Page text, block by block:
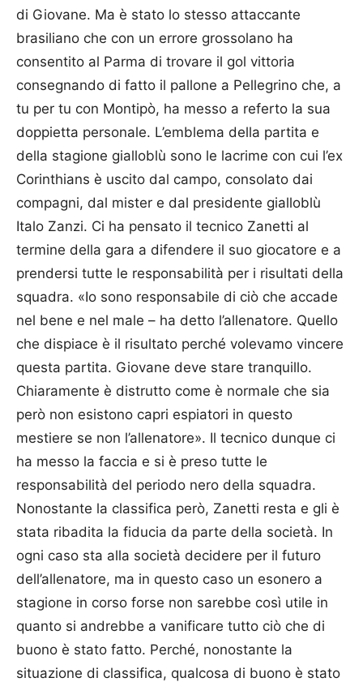
di Giovane. Ma è stato lo stesso attaccante
brasiliano che con un errore grossolano ha
consentito al Parma di trovare il gol vittoria
consegnando di fatto il pallone a Pellegrino che, a
tu per tu con Montipò, ha messo a referto la sua
doppietta personale. L’emblema della partita e
della stagione gialloblù sono le lacrime con cui l’ex
Corinthians è uscito dal campo, consolato dai
compagni, dal mister e dal presidente gialloblù
Italo Zanzi. Ci ha pensato il tecnico Zanetti al
termine della gara a difendere il suo giocatore e a
prendersi tutte le responsabilità per i risultati della
squadra. «Io sono responsabile di ciò che accade
nel bene e nel male – ha detto l’allenatore. Quello
che dispiace è il risultato perché volevamo vincere
questa partita. Giovane deve stare tranquillo.
Chiaramente è distrutto come è normale che sia
però non esistono capri espiatori in questo
mestiere se non l’allenatore». Il tecnico dunque ci
ha messo la faccia e si è preso tutte le
responsabilità del periodo nero della squadra.
Nonostante la classifica però, Zanetti resta e gli è
stata ribadita la fiducia da parte della società. In
ogni caso sta alla società decidere per il futuro
dell’allenatore, ma in questo caso un esonero a
stagione in corso forse non sarebbe così utile in
quanto si andrebbe a vanificare tutto ciò che di
buono è stato fatto. Perché, nonostante la
situazione di classifica, qualcosa di buono è stato